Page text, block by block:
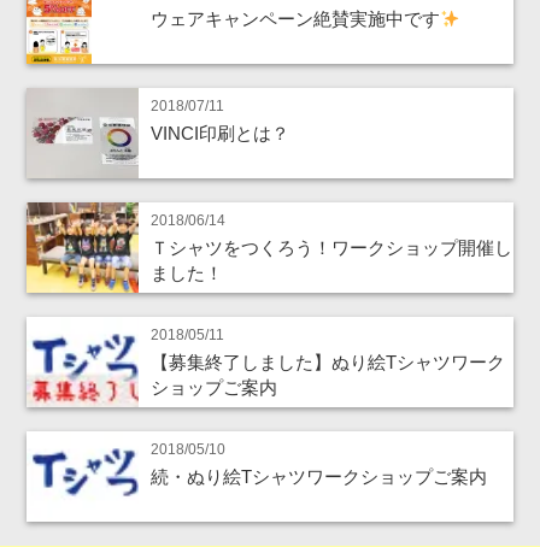
ウェアキャンペーン絶賛実施中です
2018/07/11
VINCI印刷とは？
2018/06/14
Ｔシャツをつくろう！ワークショップ開催し
ました！
2018/05/11
【募集終了しました】ぬり絵Tシャツワーク
ショップご案内
2018/05/10
続・ぬり絵Tシャツワークショップご案内